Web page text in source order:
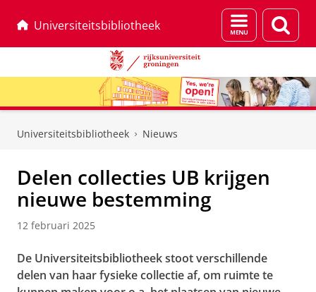
Universiteitsbibliotheek
Menu
en
Universiteitsbibliotheek Nieuws
Delen collecties UB krijgen
nieuwe bestemming
12 februari 2025
De Universiteitsbibliotheek stoot verschillende
delen van haar fysieke collectie af, om ruimte te